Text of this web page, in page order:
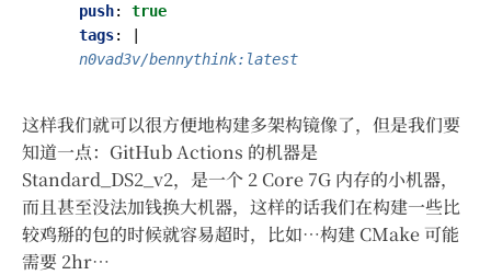
push:
true
tags:
    n0vad3v/bennythink:latest
这样我们就可以很方便地构建多架构镜像了，但是我们要
知道一点：GitHub Actions 的机器是
Standard_DS2_v2，是一个 2 Core 7G 内存的小机器，
而且甚至没法加钱换大机器，这样的话我们在构建一些比
较鸡掰的包的时候就容易超时，比如…构建 CMake 可能
需要 2hr…